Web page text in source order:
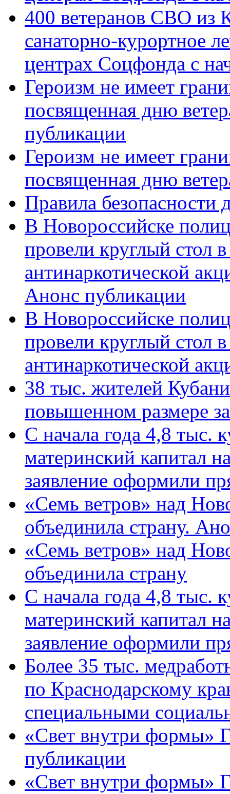
400 ветеранов СВО из
санаторно-курортное
центрах Соцфонда с
Героизм не имеет
посвященная дню
публикации
Героизм не имеет
посвященная дню
Правила безопасности
В Новороссийске
провели круглый стол
антинаркотической
Анонс публикации
В Новороссийске
провели круглый стол
антинаркотической
38 тыс. жителей
повышенном размере
С начала года 4,8 тыс.
материнский капитал
заявление оформили
«Семь ветров» над
объединила страну.
«Семь ветров» над
объединила страну
С начала года 4,8 тыс.
материнский капитал
заявление оформили
Более 35 тыс.
по Краснодарскому
специальными
«Свет внутри формы»
публикации
«Свет внутри формы»